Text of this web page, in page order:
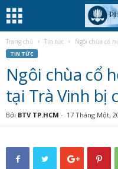
Trang chủ Tin tức Ngôi chùa cổ
TIN TỨC
Ngôi chùa cổ
tại Trà Vinh bị
Bởi BTV TP.HCM - 17 Tháng Một,